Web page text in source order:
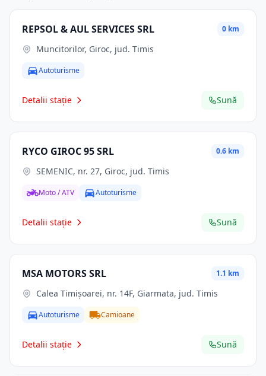
REPSOL & AUL SERVICES SRL 0 km
Muncitorilor, Giroc, jud. Timis
Autoturisme
Detalii stație Sună
RYCO GIROC 95 SRL 0.6 km
SEMENIC, nr. 27, Giroc, jud. Timis
Moto / ATV Autoturisme
Detalii stație Sună
MSA MOTORS SRL 1.1 km
Calea Timișoarei, nr. 14F, Giarmata, jud. Timis
Autoturisme Camioane
Detalii stație Sună